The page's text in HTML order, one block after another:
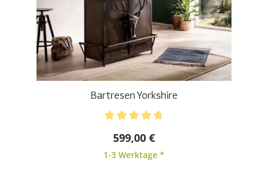
Bartresen Yorkshire
599,00 €
1-3 Werktage *